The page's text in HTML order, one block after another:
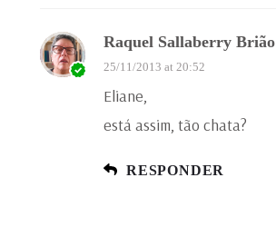
Raquel Sallaberry Brião
25/11/2013 at 20:52
Eliane,
está assim, tão chata?
RESPONDER